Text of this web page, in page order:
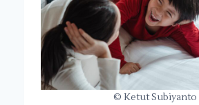
© Ketut Subiyanto